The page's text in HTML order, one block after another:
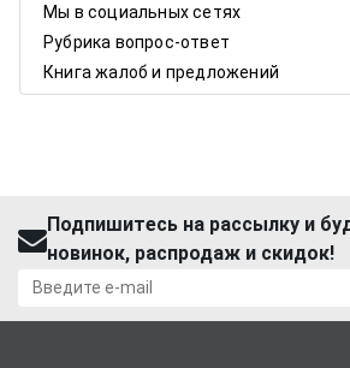
Мы в социальных сетях
Рубрика вопрос-ответ
Книга жалоб и предложений
Подпишитесь на рассылку и
новинок, распродаж и скидок!